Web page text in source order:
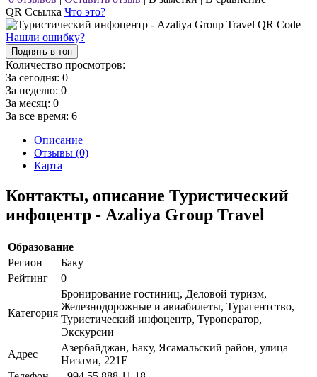
QR Ссылка Что это?
Нашли ошибку?
Поднять в топ
Количество просмотров:
За сегодня: 0
За неделю: 0
За месяц: 0
За все время: 6
Описание
Отзывы (0)
Карта
Контакты, описание Туристический
инфоцентр - Azaliya Group Travel
Образование
Регион
Баку
Рейтинг
0
Категория
Бронирование гостиниц, Деловой туризм,
Железнодорожные и авиабилеты, Турагентство,
Туристический инфоцентр, Туроператор,
Экскурсии
Адрес
Азербайджан, Баку, Ясамальский район, улица
Низами, 221E